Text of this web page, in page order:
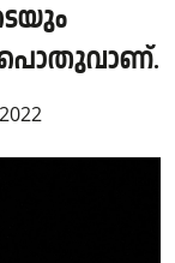
പൊതുവാണ്.